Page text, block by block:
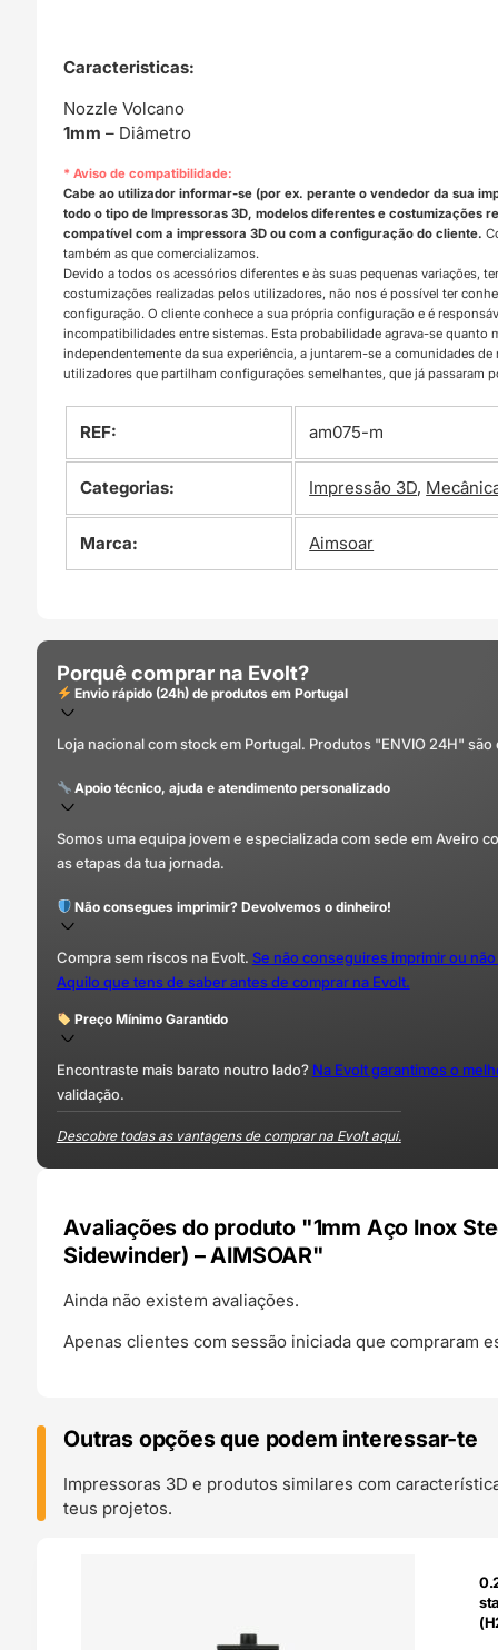
Caracteristicas:
Nozzle Volcano
1mm – Diâmetro
* Aviso de compatibilidade:
Cabe ao utilizador informar-se (por ex. perante o vendedor da sua
todo o tipo de Impressoras 3D, modelos diferentes e costumizações
compatível com a impressora 3D ou com a configuração do cliente.
também as que comercializamos.
Devido a todos os acessórios diferentes e às suas pequenas variações,
costumizações realizadas pelos utilizadores, não nos é possível ter
configuração. O cliente conhece a sua própria configuração e é
incompatibilidades entre sistemas. Esta probabilidade agrava-se
independentemente da sua experiência, a juntarem-se a comunidades
utilizadores que partilham configurações semelhantes, que já passaram
REF: am075-m
Categorias: Impressão 3D,
Marca: Aimsoar
Porquê comprar na Evolt?
Envio rápido (24h) de produtos em Portugal
Loja nacional com stock em Portugal. Produtos "ENVIO 24H"
Apoio técnico, ajuda e atendimento personalizado
Somos uma equipa jovem e especializada com sede em Aveiro
as etapas da tua jornada.
Não consegues imprimir? Devolvemos o dinheiro!
Compra sem riscos na Evolt. Se não conseguires imprimir ou
Aquilo que tens de saber antes de comprar na Evolt.
Preço Mínimo Garantido
Encontraste mais barato noutro lado? Na Evolt garantimos o
validação.
Descobre todas as vantagens de comprar na Evolt aqui.
Avaliações do produto "1mm Aço Inox
Sidewinder) – AIMSOAR"
Ainda não existem avaliações.
Apenas clientes com sessão iniciada que compraram
Outras opções que podem interessar-te
Impressoras 3D e produtos similares com
teus projetos.